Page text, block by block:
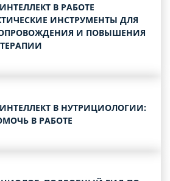
В РАБОТЕ
ИНСТРУМЕНТЫ ДЛЯ
И ПОВЫШЕНИЯ
В НУТРИЦИОЛОГИИ:
В РАБОТЕ